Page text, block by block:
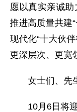
愿以真实亲诚助
推进高质量共建
现代化“十大伙
更深层次、更宽
女士们、先
10月6日将